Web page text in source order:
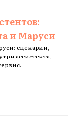
и Маруси
сценарии,
ассистента,